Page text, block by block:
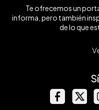
Te ofrecemos un
informa, pero también
de lo que